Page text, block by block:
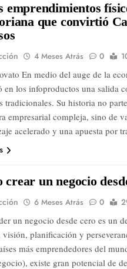
emprendimientos
que convirtió
4 Meses Atrás 0
En medio del auge de la
en los infoproductos una salida
tradicionales. Su historia no
empresarial compleja, sino de
acelerado y una apuesta por
crear un negocio
6 Meses Atrás 0
un negocio desde cero es un
visión, planificación y
más emprendedores del
existe gran potencial de